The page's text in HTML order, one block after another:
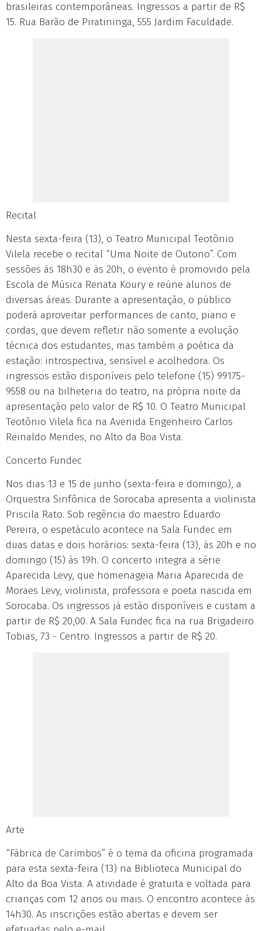
brasileiras contemporâneas. Ingressos a partir de R$
15. Rua Barão de Piratininga, 555 Jardim Faculdade.
Recital
Nesta sexta-feira (13), o Teatro Municipal Teotônio
Vilela recebe o recital “Uma Noite de Outono”. Com
sessões às 18h30 e às 20h, o evento é promovido pela
Escola de Música Renata Koury e reúne alunos de
diversas áreas. Durante a apresentação, o público
poderá aproveitar performances de canto, piano e
cordas, que devem refletir não somente a evolução
técnica dos estudantes, mas também a poética da
estação: introspectiva, sensível e acolhedora. Os
ingressos estão disponíveis pelo telefone (15) 99175-
9558 ou na bilheteria do teatro, na própria noite da
apresentação pelo valor de R$ 10. O Teatro Municipal
Teotônio Vilela fica na Avenida Engenheiro Carlos
Reinaldo Mendes, no Alto da Boa Vista.
Concerto Fundec
Nos dias 13 e 15 de junho (sexta-feira e domingo), a
Orquestra Sinfônica de Sorocaba apresenta a violinista
Priscila Rato. Sob regência do maestro Eduardo
Pereira, o espetáculo acontece na Sala Fundec em
duas datas e dois horários: sexta-feira (13), às 20h e no
domingo (15) às 19h. O concerto integra a série
Aparecida Levy, que homenageia Maria Aparecida de
Moraes Levy, violinista, professora e poeta nascida em
Sorocaba. Os ingressos já estão disponíveis e custam a
partir de R$ 20,00. A Sala Fundec fica na rua Brigadeiro
Tobias, 73 - Centro. Ingressos a partir de R$ 20.
Arte
“Fábrica de Carimbos” é o tema da oficina programada
para esta sexta-feira (13) na Biblioteca Municipal do
Alto da Boa Vista. A atividade é gratuita e voltada para
crianças com 12 anos ou mais. O encontro acontece às
14h30. As inscrições estão abertas e devem ser